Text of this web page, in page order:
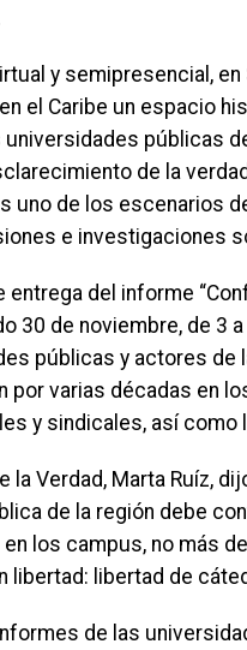
y semipresencial,
el Caribe un espacio
públicas
de la
uno de los escenarios
e investigaciones
entrega del informe
30 de noviembre, de 3
públicas y actores de
por varias décadas en
y sindicales, así
la Verdad, Marta Ruíz,
de la región debe
los campus, no más
libertad: libertad de
de las